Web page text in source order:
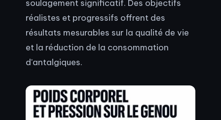
soulagement significatif. Des objectifs
réalistes et progressifs offrent des
résultats mesurables sur la qualité de vie
et la réduction de la consommation
d'antalgiques.